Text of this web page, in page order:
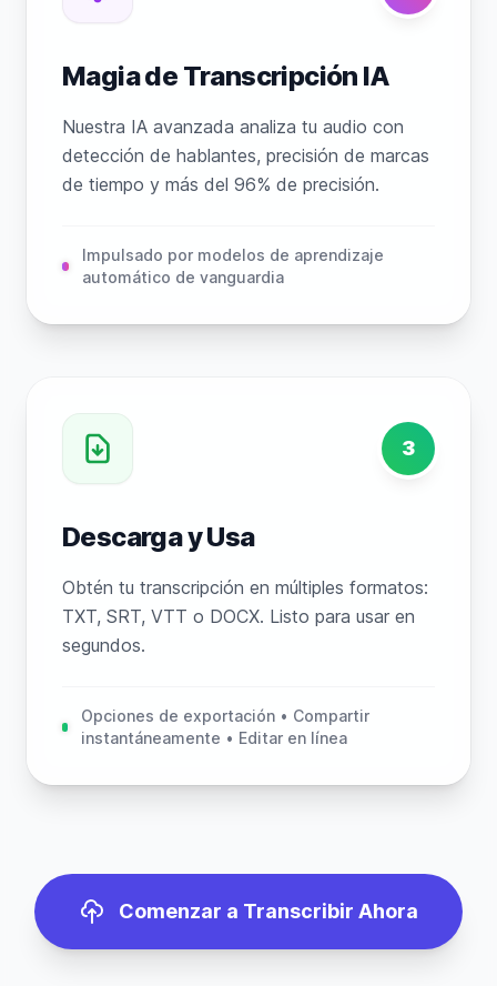
Magia de Transcripción IA
Nuestra IA avanzada analiza tu audio con
detección de hablantes, precisión de marcas
de tiempo y más del 96% de precisión.
Impulsado por modelos de aprendizaje
automático de vanguardia
3
Descarga y Usa
Obtén tu transcripción en múltiples formatos:
TXT, SRT, VTT o DOCX. Listo para usar en
segundos.
Opciones de exportación • Compartir
instantáneamente • Editar en línea
Comenzar a Transcribir Ahora